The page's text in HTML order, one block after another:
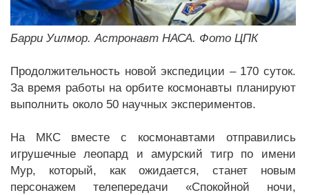
Барри Уилмор. Астронавт НАСА. Фото ЦПК
Продолжительность новой экспедиции – 170 суток.
За время работы на орбите космонавты планируют
выполнить около 50 научных экспериментов.
На МКС вместе с космонавтами отправились
игрушечные леопард и амурский тигр по имени
Мур, который, как ожидается, станет новым
персонажем телепередачи «Спокойной ночи,